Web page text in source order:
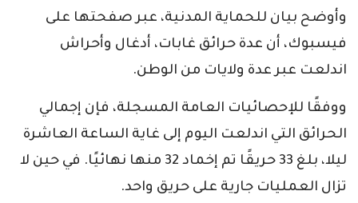
وأوضح بيان للحماية المدنية، عبر صفحتها على
فيسبوك، أن عدة حرائق غابات، أدغال وأحراش
اندلعت عبر عدة ولايات من الوطن.
ووفقًا للإحصائيات العامة المسجلة، فإن إجمالي
الحرائق التي اندلعت اليوم إلى غاية الساعة العاشرة
ليلا، بلغ 33 حريقًا تم إخماد 32 منها نهائيًا. في حين لا
تزال العمليات جارية على حريق واحد.